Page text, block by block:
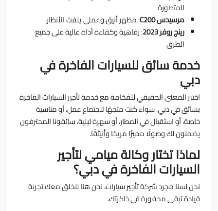
المتطورة
مرسيدس C200
: مظهر أنيق وعملي يلفت الأنظار.
رينج روفر 2023
: رفاهية وكفاءة أداة عالية على جميع
الطرق
خدمة سائق للسيارات الفاخرة في
دبي
اختبر المعنى الحقيقي للفخامة مع خدمة تأجير السيارات الفاخرة
بسائق في دبي. سواء كنت متجهًا لاجتماع عمل، أو مناسبة
خاصة، أو استقبال في المطار، أو سهرة ليلية، سائقونا المحترفون
يضمنون لك وصولًا مميزًا مريحًا وأنيثقًا.
لماذا تختار وكالة ميامي لتأجير
السيارات الفاخرة في دبي؟
نحن لسنا مجرد شركة تأجير سيارات، نحن هنا لنخلق معك تجربة
قيادة تبقى محفورة في ذاكرتك.